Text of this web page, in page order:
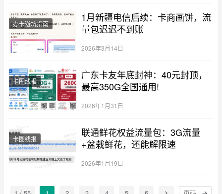
办卡避坑指南
1月新疆电信后续：卡商画饼，流
量包迟迟不到账
2026年3月14日
卡圈线报
广东卡友年底封神：40元封顶，
最高350G全国通用!
2026年1月31日
卡圈线报
联通鲜花权益流量包：3G流量
+盆栽鲜花，还能解限速
2026年1月19日